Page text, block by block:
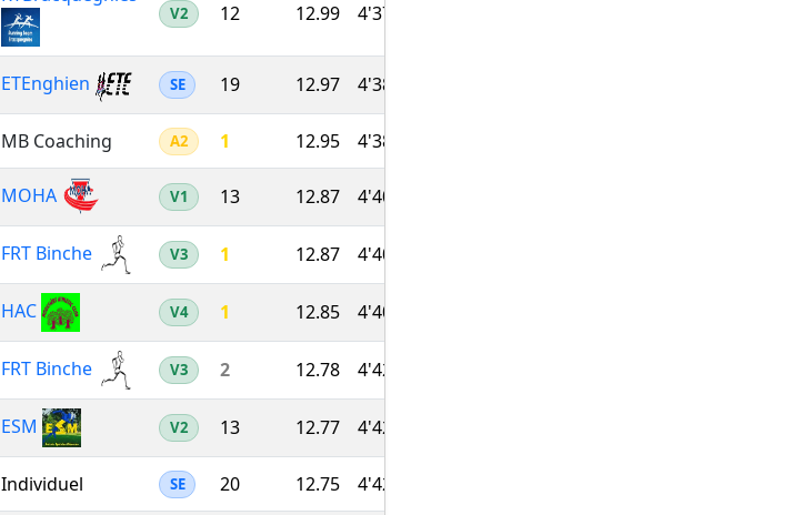
V2 12 12.99 4'37''
ETEnghien SE 19 12.97 4'38''
MB Coaching A2 1 12.95 4'38''
MOHA V1 13 12.87 4'40''
FRT Binche V3 1 12.87 4'40''
HAC V4 1 12.85 4'40''
FRT Binche V3 2 12.78 4'42''
ESM V2 13 12.77 4'42''
Individuel SE 20 12.75 4'42''